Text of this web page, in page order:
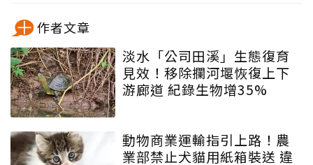
作者文章
淡水「公司田溪」生態復育
見效！移除攔河堰恢復上下
游廊道 紀錄生物增35%
動物商業運輸指引上路！農
業部禁止犬貓用紙箱裝送 違